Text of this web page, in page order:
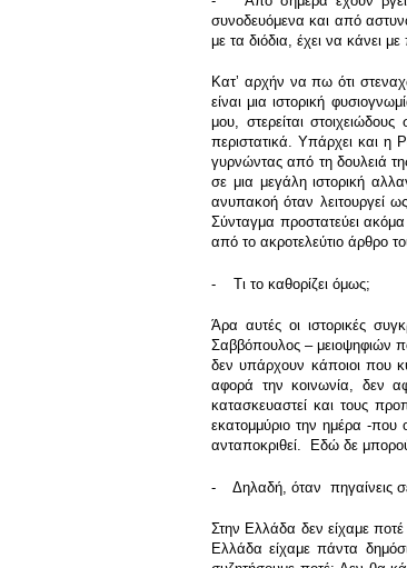
συνοδευόμενα και από
με τα διόδια, έχει να κάνει
Κατʼ αρχήν να πω ότι
είναι μια ιστορική
μου, στερείται
περιστατικά. Υπάρχει και
γυρνώντας από τη δουλειά
σε μια μεγάλη ιστορική
ανυπακοή όταν λειτουργεί
Σύνταγμα προστατεύει
από το ακροτελεύτιο άρθρο
- Τι το καθορίζει όμως;
Άρα αυτές οι ιστορικές
Σαββόπουλος – μειοψηφιών
δεν υπάρχουν κάποιοι που
αφορά την κοινωνία, δεν
κατασκευαστεί και τους
εκατομμύριο την ημέρα -που
ανταποκριθεί. Εδώ δε
- Δηλαδή, όταν πηγαίνεις σε
Στην Ελλάδα δεν είχαμε
Ελλάδα είχαμε πάντα